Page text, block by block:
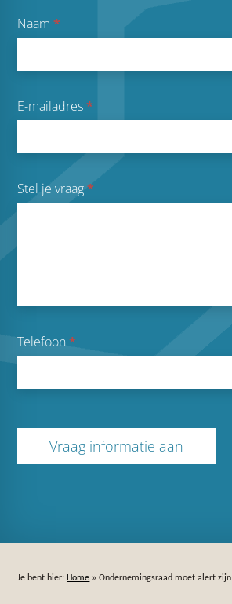
Naam*
E-mailadres*
Stel je vraag*
Telefoon*
Je bent hier: Home »Ondernemingsraad moet alert zijn